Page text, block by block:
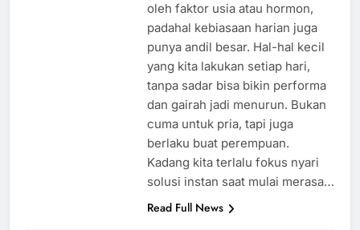
oleh faktor usia atau hormon,
padahal kebiasaan harian juga
punya andil besar. Hal-hal kecil
yang kita lakukan setiap hari,
tanpa sadar bisa bikin performa
dan gairah jadi menurun. Bukan
cuma untuk pria, tapi juga
berlaku buat perempuan.
Kadang kita terlalu fokus nyari
solusi instan saat mulai merasa…
Read Full News